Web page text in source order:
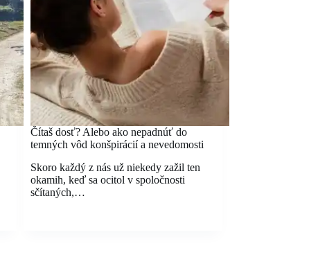
Čítaš dosť? Alebo ako nepadnúť do
temných vôd konšpirácií a nevedomosti
Skoro každý z nás už niekedy zažil ten
okamih, keď sa ocitol v spoločnosti
sčítaných,…